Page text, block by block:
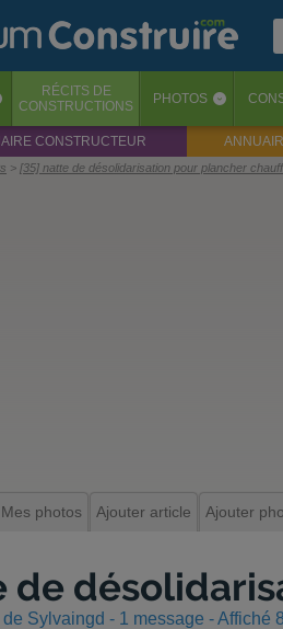
RÉCITS DE
CONSTRUCTIONS
PHOTOS ‹
CONSTRUCTEUR
[35] natte de désolidarisation pour plancher
Mes photos Ajouter article Ajouter
de
Sylvaingd - 1 message - Affiché